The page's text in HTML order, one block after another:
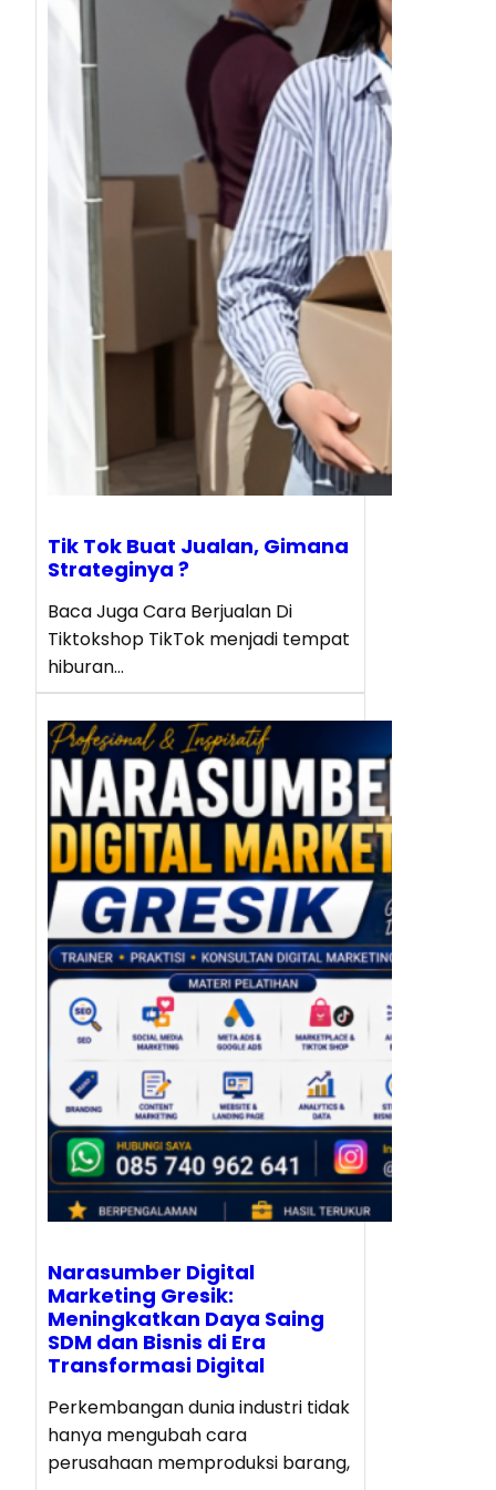
Tik Tok Buat Jualan, Gimana
Strateginya ?
Baca Juga Cara Berjualan Di
Tiktokshop TikTok menjadi tempat
hiburan…
Narasumber Digital
Marketing Gresik:
Meningkatkan Daya Saing
SDM dan Bisnis di Era
Transformasi Digital
Perkembangan dunia industri tidak
hanya mengubah cara
perusahaan memproduksi barang,